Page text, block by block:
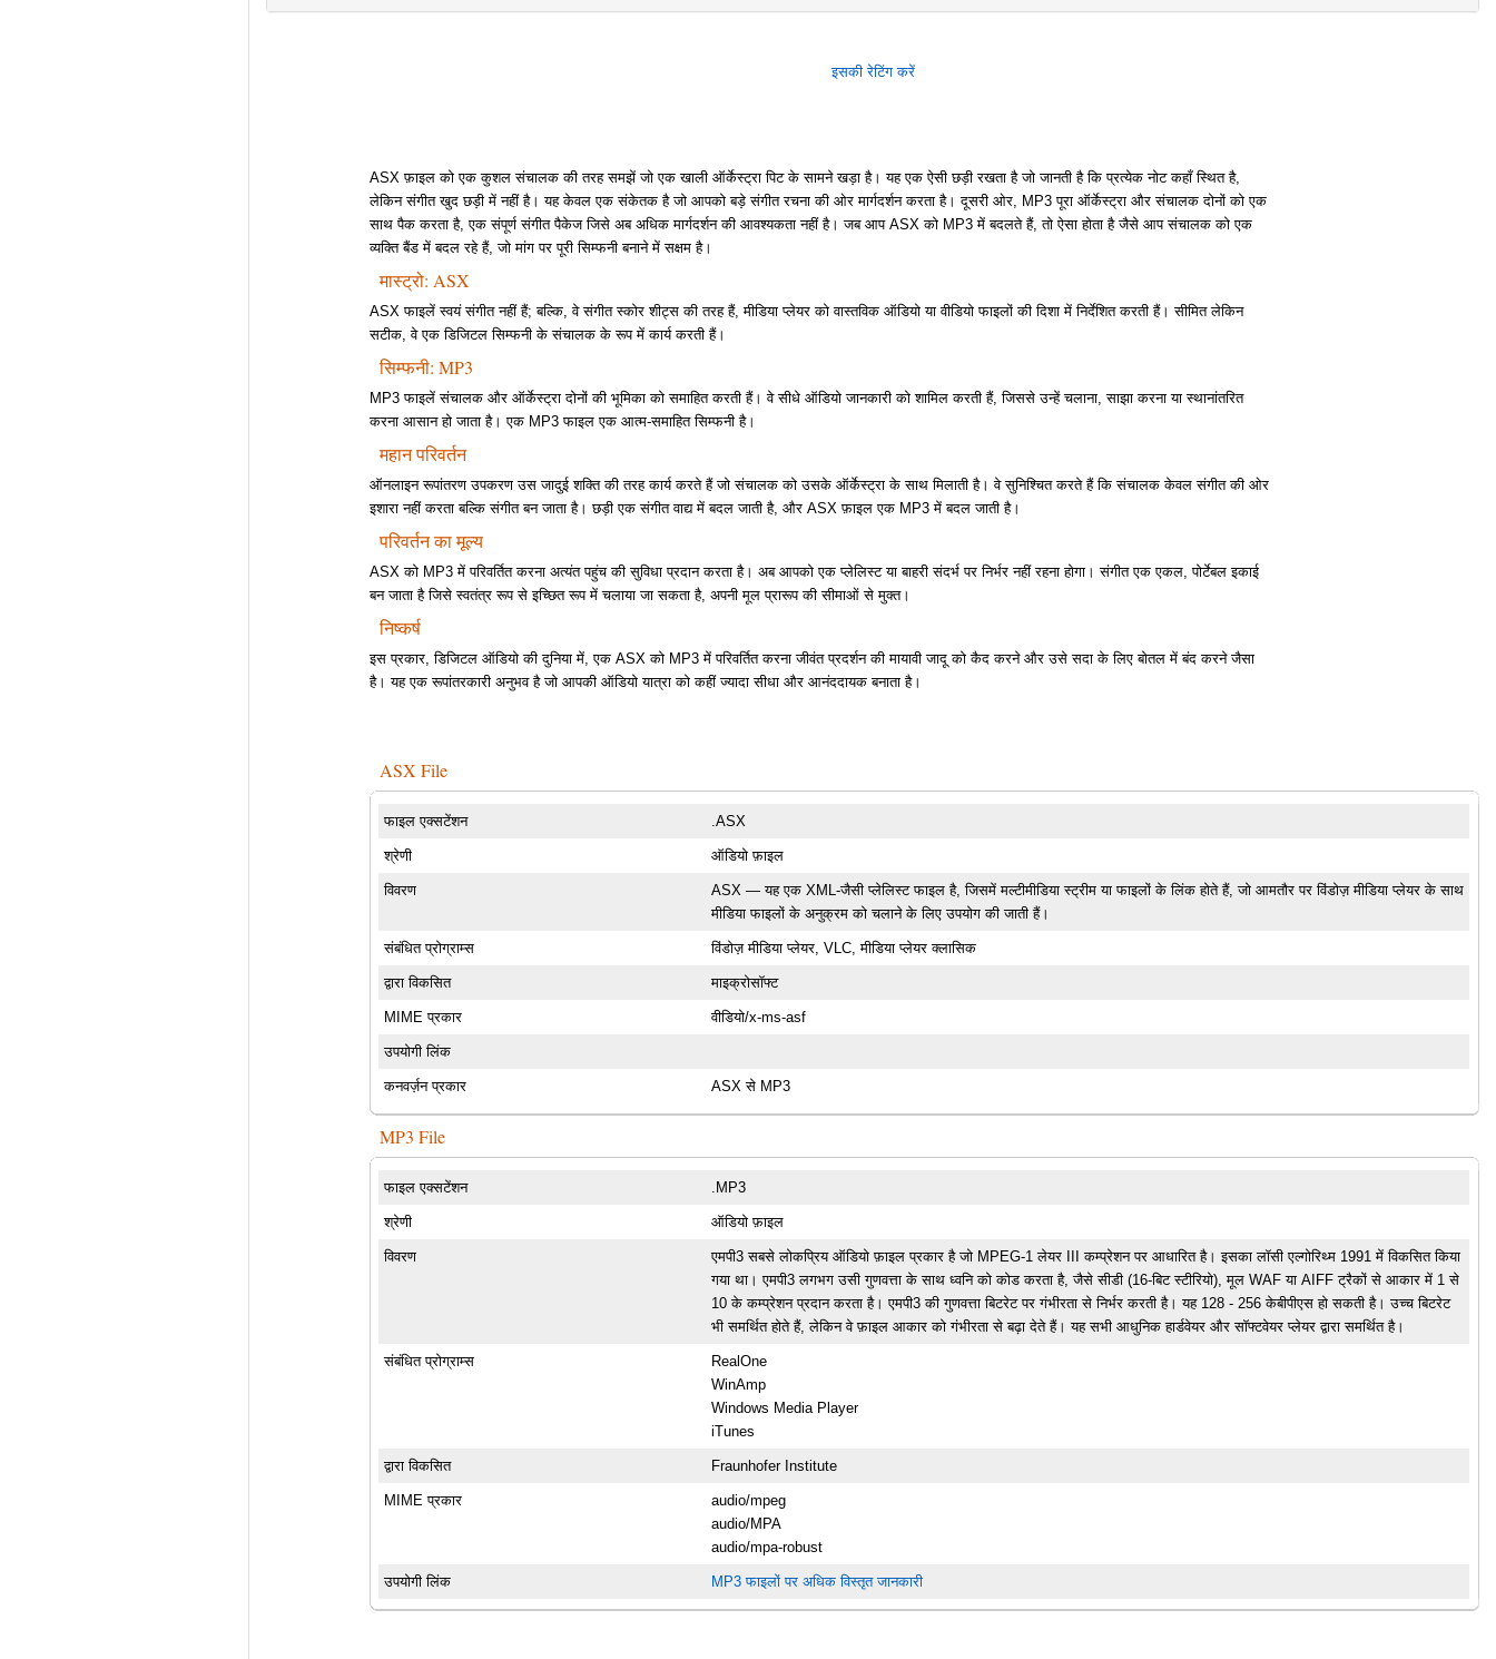
इसकी रेटिंग करें
ASX फ़ाइल को एक कुशल संचालक की तरह समझें जो एक खाली ऑर्केस्ट्रा पिट के सामने खड़ा है। यह एक ऐसी छड़ी रखता है जो जानती है कि प्रत्येक नोट कहाँ स्थित है,
लेकिन संगीत खुद छड़ी में नहीं है। यह केवल एक संकेतक है जो आपको बड़े संगीत रचना की ओर मार्गदर्शन करता है। दूसरी ओर, MP3 पूरा ऑर्केस्ट्रा और संचालक दोनों को एक
साथ पैक करता है, एक संपूर्ण संगीत पैकेज जिसे अब अधिक मार्गदर्शन की आवश्यकता नहीं है। जब आप ASX को MP3 में बदलते हैं, तो ऐसा होता है जैसे आप संचालक को एक
व्यक्ति बैंड में बदल रहे हैं, जो मांग पर पूरी सिम्फनी बनाने में सक्षम है।
मास्ट्रो: ASX
ASX फाइलें स्वयं संगीत नहीं हैं; बल्कि, वे संगीत स्कोर शीट्स की तरह हैं, मीडिया प्लेयर को वास्तविक ऑडियो या वीडियो फाइलों की दिशा में निर्देशित करती हैं। सीमित लेकिन
सटीक, वे एक डिजिटल सिम्फनी के संचालक के रूप में कार्य करती हैं।
सिम्फनी: MP3
MP3 फाइलें संचालक और ऑर्केस्ट्रा दोनों की भूमिका को समाहित करती हैं। वे सीधे ऑडियो जानकारी को शामिल करती हैं, जिससे उन्हें चलाना, साझा करना या स्थानांतरित
करना आसान हो जाता है। एक MP3 फाइल एक आत्म-समाहित सिम्फनी है।
महान परिवर्तन
ऑनलाइन रूपांतरण उपकरण उस जादुई शक्ति की तरह कार्य करते हैं जो संचालक को उसके ऑर्केस्ट्रा के साथ मिलाती है। वे सुनिश्चित करते हैं कि संचालक केवल संगीत की ओर
इशारा नहीं करता बल्कि संगीत बन जाता है। छड़ी एक संगीत वाद्य में बदल जाती है, और ASX फ़ाइल एक MP3 में बदल जाती है।
परिवर्तन का मूल्य
ASX को MP3 में परिवर्तित करना अत्यंत पहुंच की सुविधा प्रदान करता है। अब आपको एक प्लेलिस्ट या बाहरी संदर्भ पर निर्भर नहीं रहना होगा। संगीत एक एकल, पोर्टेबल इकाई
बन जाता है जिसे स्वतंत्र रूप से इच्छित रूप में चलाया जा सकता है, अपनी मूल प्रारूप की सीमाओं से मुक्त।
निष्कर्ष
इस प्रकार, डिजिटल ऑडियो की दुनिया में, एक ASX को MP3 में परिवर्तित करना जीवंत प्रदर्शन की मायावी जादू को कैद करने और उसे सदा के लिए बोतल में बंद करने जैसा
है। यह एक रूपांतरकारी अनुभव है जो आपकी ऑडियो यात्रा को कहीं ज्यादा सीधा और आनंददायक बनाता है।
ASX File
फाइल एक्सटेंशन .ASX
श्रेणी ऑडियो फ़ाइल
विवरण
ASX — यह एक XML-जैसी प्लेलिस्ट फाइल है, जिसमें मल्टीमीडिया स्ट्रीम या फाइलों के लिंक होते हैं, जो आमतौर पर विंडोज़ मीडिया प्लेयर के साथ
मीडिया फाइलों के अनुक्रम को चलाने के लिए उपयोग की जाती हैं।
संबंधित प्रोग्राम्स विंडोज़ मीडिया प्लेयर, VLC, मीडिया प्लेयर क्लासिक
द्वारा विकसित माइक्रोसॉफ्ट
MIME प्रकार वीडियो/x-ms-asf
उपयोगी लिंक
कनवर्ज़न प्रकार ASX से MP3
MP3 File
फाइल एक्सटेंशन .MP3
श्रेणी ऑडियो फ़ाइल
विवरण
एमपी3 सबसे लोकप्रिय ऑडियो फ़ाइल प्रकार है जो MPEG-1 लेयर III कम्प्रेशन पर आधारित है। इसका लॉसी एल्गोरिथ्म 1991 में विकसित किया
गया था। एमपी3 लगभग उसी गुणवत्ता के साथ ध्वनि को कोड करता है, जैसे सीडी (16-बिट स्टीरियो), मूल WAF या AIFF ट्रैकों से आकार में 1 से
10 के कम्प्रेशन प्रदान करता है। एमपी3 की गुणवत्ता बिटरेट पर गंभीरता से निर्भर करती है। यह 128 - 256 केबीपीएस हो सकती है। उच्च बिटरेट
भी समर्थित होते हैं, लेकिन वे फ़ाइल आकार को गंभीरता से बढ़ा देते हैं। यह सभी आधुनिक हार्डवेयर और सॉफ्टवेयर प्लेयर द्वारा समर्थित है।
संबंधित प्रोग्राम्स
RealOne
WinAmp
Windows Media Player
iTunes
द्वारा विकसित Fraunhofer Institute
MIME प्रकार
audio/mpeg
audio/MPA
audio/mpa-robust
उपयोगी लिंक MP3 फाइलों पर अधिक विस्तृत जानकारी